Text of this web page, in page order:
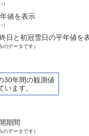
値を表示
日と初冠雪日の平年値を
のデータです）
30年間の観測値
ます。
期間
のデータです）